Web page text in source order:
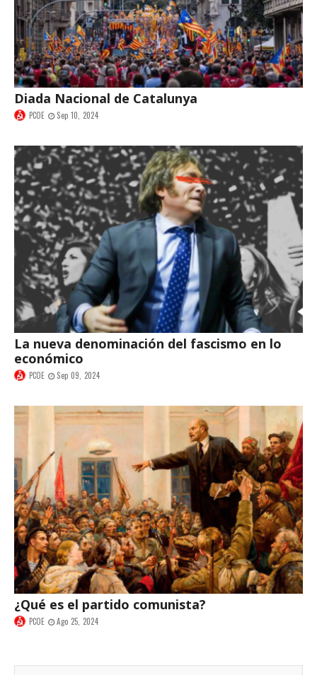
Diada Nacional de Catalunya
PCOE Sep 10, 2024
La nueva denominación del fascismo en lo
económico
PCOE Sep 09, 2024
¿Qué es el partido comunista?
PCOE Ago 25, 2024